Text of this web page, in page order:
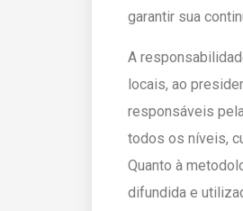
garantir sua
A
locais, ao
responsáveis
todos os níveis,
Quanto à
difundida e